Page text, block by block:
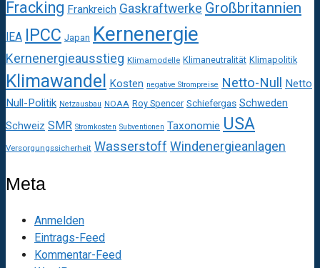
Fracking Frankreich Gaskraftwerke Großbritannien
IEA IPCC Japan Kernenergie
Kernenergieausstieg Klimamodelle Klimaneutralität Klimapolitik
Klimawandel Kosten negative Strompreise Netto-Null Netto
Null-Politik Netzausbau NOAA Roy Spencer Schiefergas Schweden
Schweiz SMR Stromkosten Subventionen Taxonomie USA
Versorgungssicherheit Wasserstoff Windenergieanlagen
Meta
Anmelden
Eintrags-Feed
Kommentar-Feed